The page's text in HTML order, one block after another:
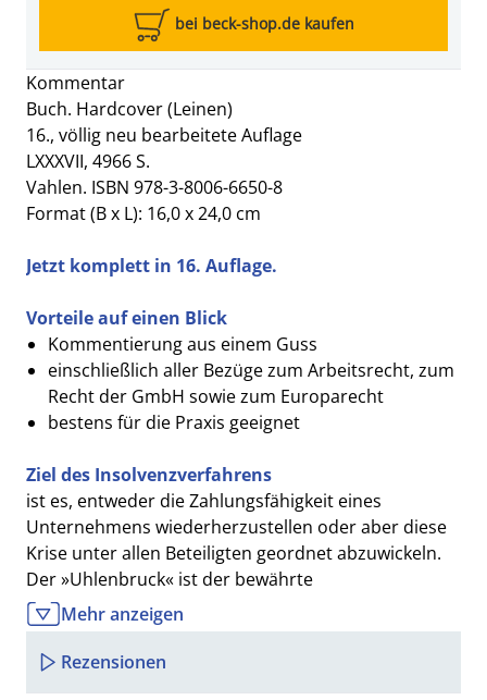
Kommentar
Buch. Hardcover (Leinen)
16., völlig neu bearbeitete Auflage
LXXXVII, 4966 S.
Vahlen. ISBN 978-3-8006-6650-8
Format (B x L): 16,0 x 24,0 cm
Jetzt komplett in 16. Auflage.
Vorteile auf einen Blick
Kommentierung aus einem Guss
einschließlich aller Bezüge zum Arbeitsrecht, zum
Recht der GmbH sowie zum Europarecht
bestens für die Praxis geeignet
Ziel des Insolvenzverfahrens
ist es, entweder die Zahlungsfähigkeit eines
Unternehmens wiederherzustellen oder aber diese
Krise unter allen Beteiligten geordnet abzuwickeln.
Der »Uhlenbruck« ist der bewährte
Standardkommentar zur Lösung aller dabei
auftretenden insolvenzrechtlichen Problemfälle.
Mehr anzeigen
bei beck-shop.de kaufen
Rezensionen